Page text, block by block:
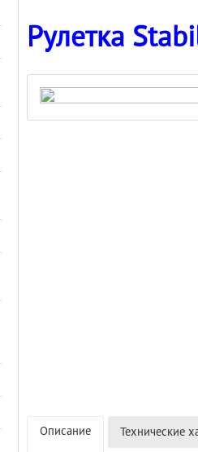
Рулетка
Описание Технические